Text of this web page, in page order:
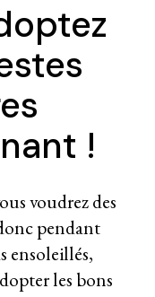
!
voudrez des
pendant
ensoleillés,
les bons